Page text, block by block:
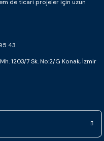
de ticari projeler için uzun
43
1203/7 Sk. No:2/G Konak, İzmir